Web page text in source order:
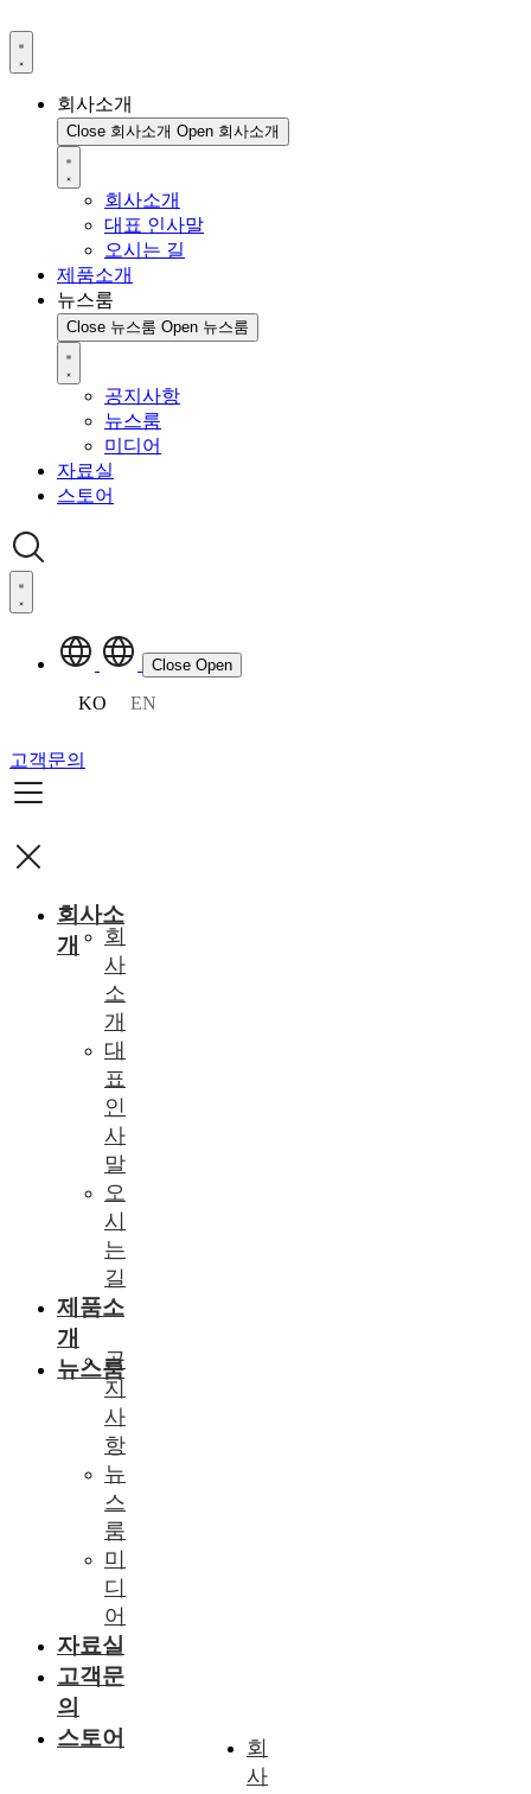
회사소개
Close 회사소개 Open 회사소개
회사소개
대표 인사말
오시는 길
제품소개
뉴스룸
Close 뉴스룸 Open 뉴스룸
공지사항
뉴스룸
미디어
자료실
스토어
Close Open
KO EN
고객문의
회사소
개
회
사
소
개
대
표
인
사
말
오
시
는
길
제품소
개
뉴스룸
공
지
사
항
뉴
스
룸
미
디
어
자료실
고객문
의
스토어
회
사